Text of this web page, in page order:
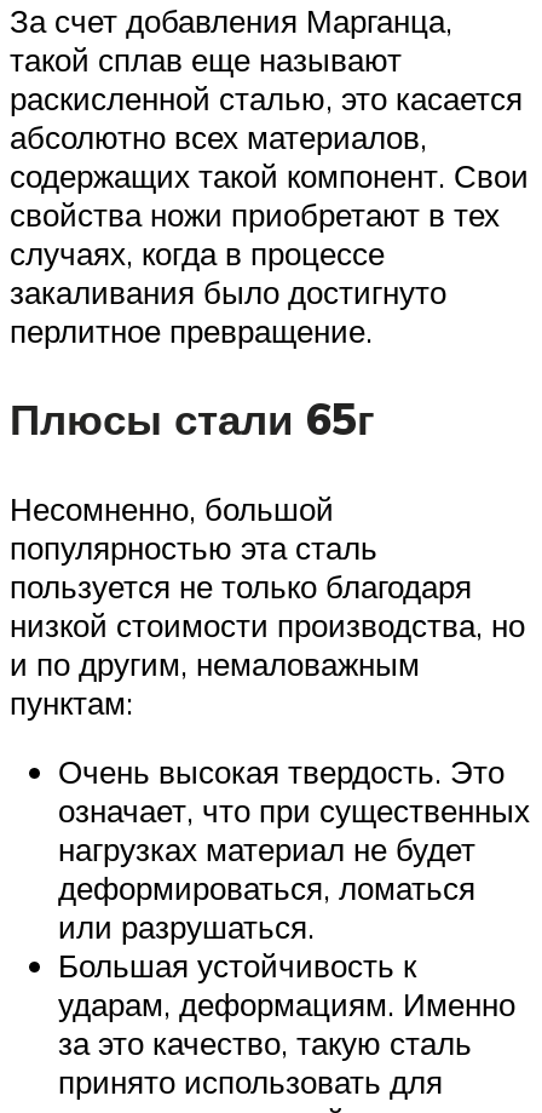
За счет добавления Марганца,
такой сплав еще называют
раскисленной сталью, это касается
абсолютно всех материалов,
содержащих такой компонент. Свои
свойства ножи приобретают в тех
случаях, когда в процессе
закаливания было достигнуто
перлитное превращение.
Плюсы стали 65г
Несомненно, большой
популярностью эта сталь
пользуется не только благодаря
низкой стоимости производства, но
и по другим, немаловажным
пунктам:
Очень высокая твердость. Это
означает, что при существенных
нагрузках материал не будет
деформироваться, ломаться
или разрушаться.
Большая устойчивость к
ударам, деформациям. Именно
за это качество, такую сталь
принято использовать для